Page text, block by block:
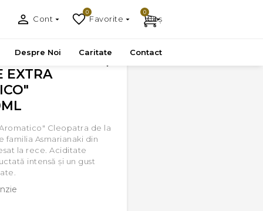
Cont Favorite
0
Coș
0
Despre Noi Caritate Contact
- 100ML
EXTRA
Cleopatra de la
familia Asmarianaki din
la rece. Aciditate
intensă și un gust